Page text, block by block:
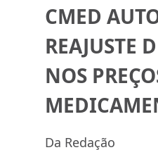
CMED
REAJUSTE
NOS
Da Redação